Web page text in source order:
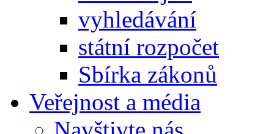
vyhledávání
státní rozpočet
Sbírka zákonů
Veřejnost a média